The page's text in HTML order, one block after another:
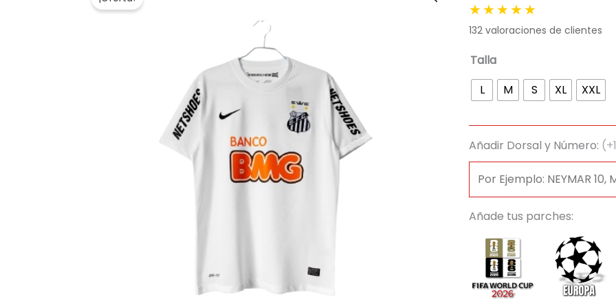
original
era:
es:
★★★★★
132 valoraciones de clientes
Talla
L
M S XL XXL
Añadir Dorsal y Número:
Añade tus parches:
Camiseta
Retro
Santos
Clube
2013/14
cantidad